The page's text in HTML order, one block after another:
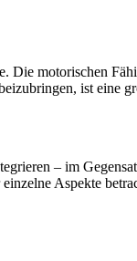
Die motorischen
ist eine
– im
Aspekte